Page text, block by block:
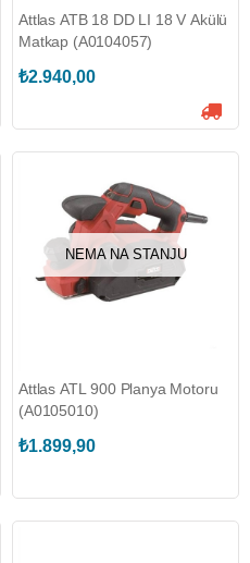
Attlas ATB 18 DD LI 18 V Akülü
Matkap (A0104057)
₺2.940,00
NEMA NA STANJU
Attlas ATL 900 Planya Motoru
(A0105010)
₺1.899,90